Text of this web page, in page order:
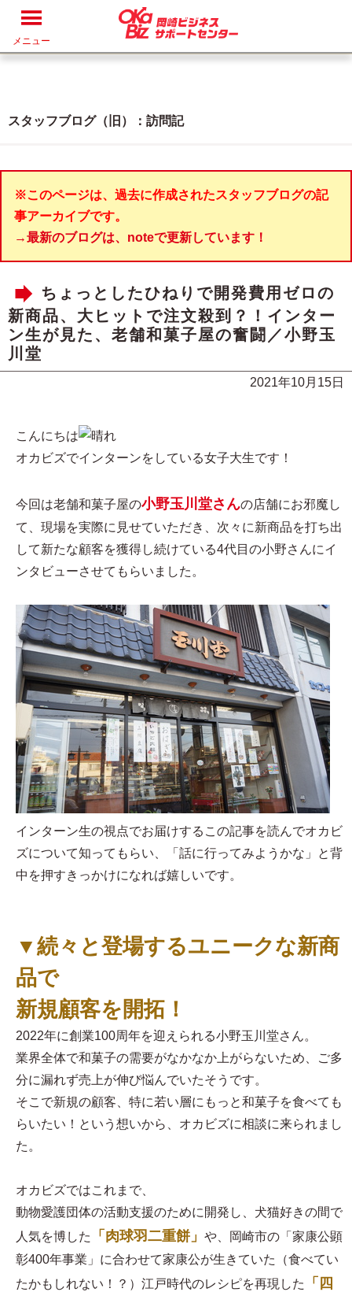
メニュー
スタッフブログ（旧）：訪問記
※このページは、過去に作成されたスタッフブログの記
事アーカイブです。
→最新のブログは、noteで更新しています！
ちょっとしたひねりで開発費用ゼロの
新商品、大ヒットで注文殺到？！インター
ン生が見た、老舗和菓子屋の奮闘／小野玉
川堂
2021年10月15日
こんにちは
オカビズでインターンをしている女子大生です！
今回は老舗和菓子屋の小野玉川堂さんの店舗にお邪魔し
て、現場を実際に見せていただき、次々に新商品を打ち出
して新たな顧客を獲得し続けている4代目の小野さんにイ
ンタビューさせてもらいました。
インターン生の視点でお届けするこの記事を読んでオカビ
ズについて知ってもらい、「話に行ってみようかな」と背
中を押すきっかけになれば嬉しいです。
▼続々と登場するユニークな新商
品で
新規顧客を開拓！
2022年に創業100周年を迎えられる小野玉川堂さん。
業界全体で和菓子の需要がなかなか上がらないため、ご多
分に漏れず売上が伸び悩んでいたそうです。
そこで新規の顧客、特に若い層にもっと和菓子を食べても
らいたい！という想いから、オカビズに相談に来られまし
た。
オカビズではこれまで、
動物愛護団体の活動支援のために開発し、犬猫好きの間で
人気を博した
「肉球羽二重餅」 や、岡崎市の「家康公顕
彰400年事業」に合わせて家康公が生きていた（食べてい
たかもしれない！？）江戸時代のレシピを再現した
「四